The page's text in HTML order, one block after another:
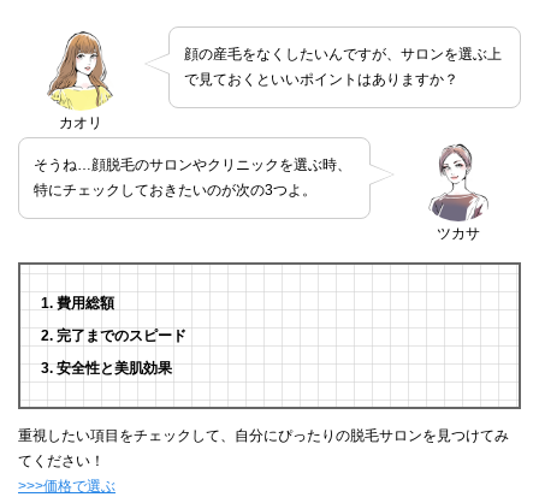
カオリ
顔の産毛をなくしたいんですが、サロンを選ぶ上
で見ておくといいポイントはありますか？
ツカサ
そうね…顔脱毛のサロンやクリニックを選ぶ時、
特にチェックしておきたいのが次の3つよ。
費用総額
完了までのスピード
安全性と美肌効果
重視したい項目をチェックして、自分にぴったりの脱毛サロンを見つけてみ
てください！
>>>価格で選ぶ